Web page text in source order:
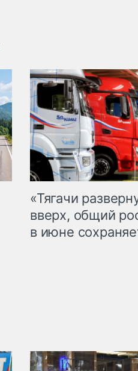
«Тягачи
вверх, общий
в июне